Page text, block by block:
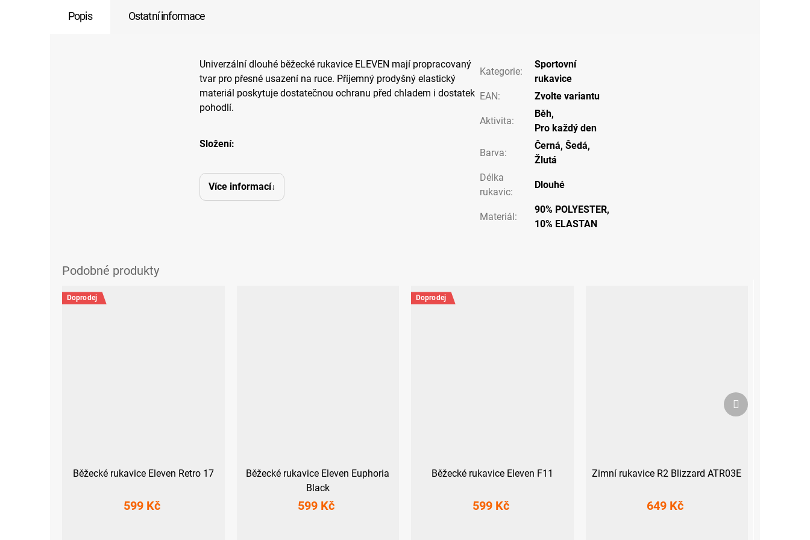
Popis Ostatní informace
Univerzální dlouhé běžecké rukavice ELEVEN mají propracovaný
tvar pro přesné usazení na ruce. Příjemný prodyšný elastický
materiál poskytuje dostatečnou ochranu před chladem i dostatek
pohodlí.
Složení:
Více informací
Kategorie:
Sportovní
rukavice
EAN: Zvolte variantu
Aktivita:
Běh,
Pro každý den
Barva:
Černá, Šedá,
Žlutá
Délka
rukavic:
Dlouhé
Materiál :
90% POLYESTER,
10% ELASTAN
Doprodej
Běžecké rukavice Eleven Retro 17
599 Kč
Běžecké rukavice Eleven Euphoria
Black
599 Kč
Doprodej
Běžecké rukavice Eleven F11
599 Kč
Zimní rukavice R2 Blizzard ATR03E
649 Kč
Další
produkt